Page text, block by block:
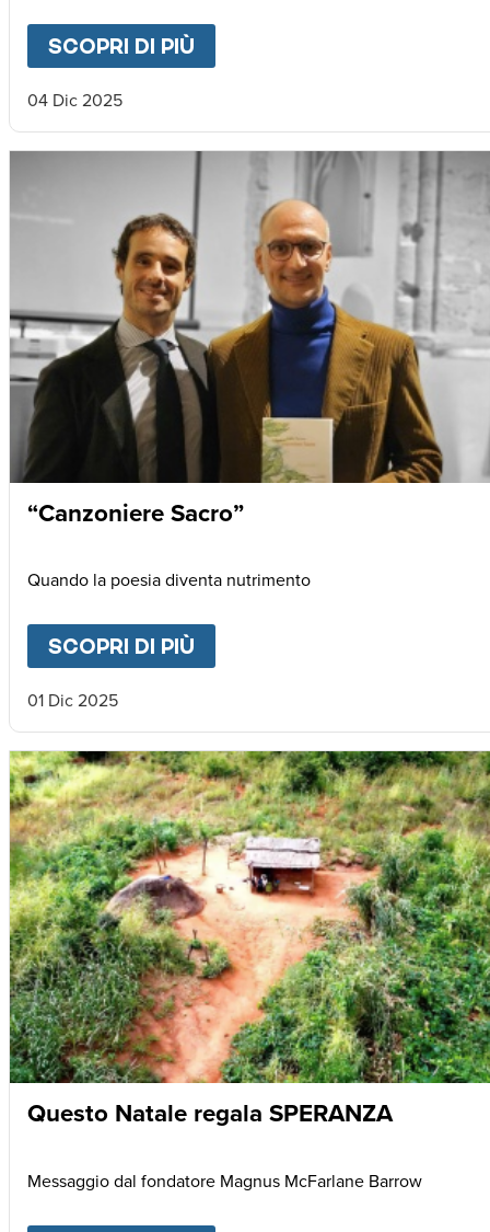
SCOPRI DI PIÙ
04 Dic 2025
“Canzoniere Sacro”
Quando la poesia diventa nutrimento
SCOPRI DI PIÙ
01 Dic 2025
Questo Natale regala SPERANZA
Messaggio dal fondatore Magnus McFarlane Barrow